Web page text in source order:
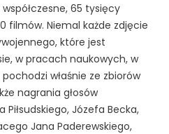
65 tysięcy
filmów. Niemal każde zdjęcie
które jest
w pracach naukowych, w
właśnie ze zbiorów
nagrania głosów
Józefa Becka,
Jana Paderewskiego,